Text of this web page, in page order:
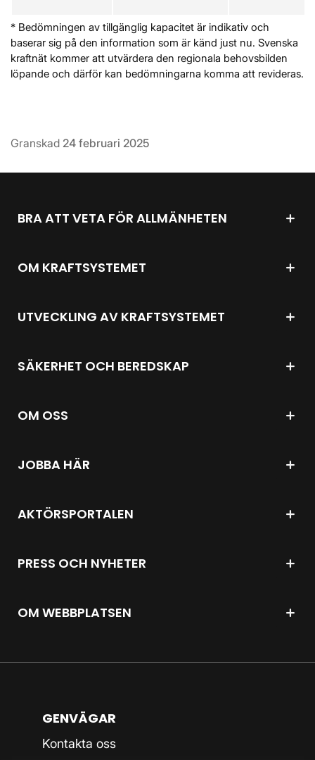
* Bedömningen av tillgänglig kapacitet är indikativ och
baserar sig på den information som är känd just nu. Svenska
kraftnät kommer att utvärdera den regionala behovsbilden
löpande och därför kan bedömningarna komma att revideras.
Granskad 24 februari 2025
BRA ATT VETA FÖR ALLMÄNHETEN
OM KRAFTSYSTEMET
UTVECKLING AV KRAFTSYSTEMET
SÄKERHET OCH BEREDSKAP
OM OSS
JOBBA HÄR
AKTÖRSPORTALEN
PRESS OCH NYHETER
OM WEBBPLATSEN
GENVÄGAR
Kontakta oss